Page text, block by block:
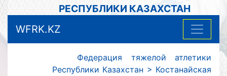
РЕСПУБЛИКИ КАЗАХСТАН
WFRK.KZ
Федерация тяжелой атлетики
Республики Казахстан > Костанайская